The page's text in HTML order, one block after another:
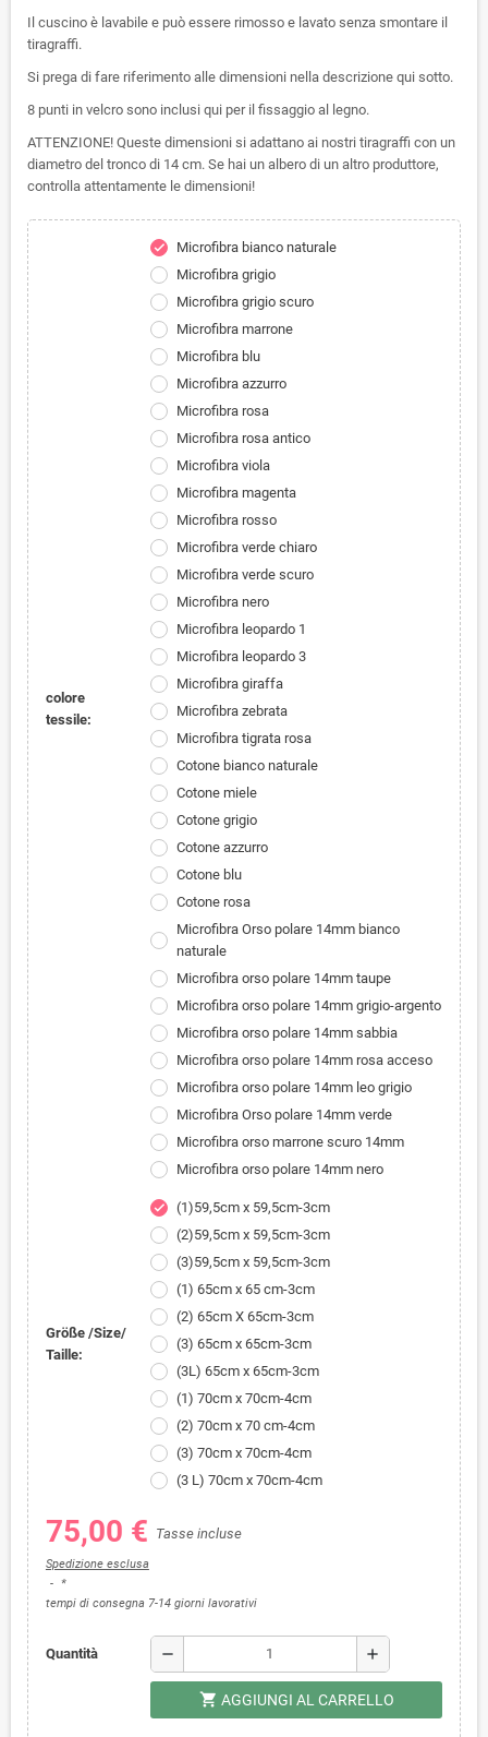
Il cuscino è lavabile e può essere rimosso e lavato senza smontare il
tiragraffi.
Si prega di fare riferimento alle dimensioni nella descrizione qui sotto.
8 punti in velcro sono inclusi qui per il fissaggio al legno.
ATTENZIONE! Queste dimensioni si adattano ai nostri tiragraffi con un
diametro del tronco di 14 cm. Se hai un albero di un altro produttore,
controlla attentamente le dimensioni!
colore
tessile:
check
Microfibra bianco naturale
Microfibra grigio
Microfibra grigio scuro
Microfibra marrone
Microfibra blu
Microfibra azzurro
Microfibra rosa
Microfibra rosa antico
Microfibra viola
Microfibra magenta
Microfibra rosso
Microfibra verde chiaro
Microfibra verde scuro
Microfibra nero
Microfibra leopardo 1
Microfibra leopardo 3
Microfibra giraffa
Microfibra zebrata
Microfibra tigrata rosa
Cotone bianco naturale
Cotone miele
Cotone grigio
Cotone azzurro
Cotone blu
Cotone rosa
Microfibra Orso polare 14mm bianco
naturale
Microfibra orso polare 14mm taupe
Microfibra orso polare 14mm grigio-argento
Microfibra orso polare 14mm sabbia
Microfibra orso polare 14mm rosa acceso
Microfibra orso polare 14mm leo grigio
Microfibra Orso polare 14mm verde
Microfibra orso marrone scuro 14mm
Microfibra orso polare 14mm nero
Größe /Size/
Taille:
check
(1)59,5cm x 59,5cm-3cm
(2)59,5cm x 59,5cm-3cm
(3)59,5cm x 59,5cm-3cm
(1) 65cm x 65 cm-3cm
(2) 65cm X 65cm-3cm
(3) 65cm x 65cm-3cm
(3L) 65cm x 65cm-3cm
(1) 70cm x 70cm-4cm
(2) 70cm x 70 cm-4cm
(3) 70cm x 70cm-4cm
(3 L) 70cm x 70cm-4cm
75,00 € Tasse incluse
Spedizione esclusa
*
tempi di consegna 7-14 giorni lavorativi
Quantità remove add
shopping_cart AGGIUNGI AL CARRELLO